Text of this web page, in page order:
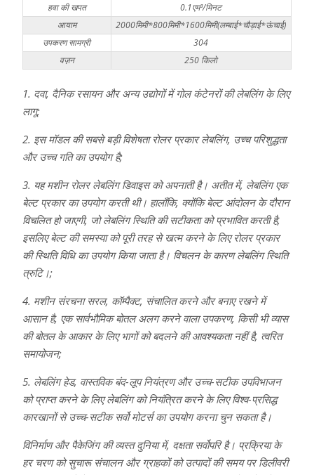
हवा की खपत
0.1एम³/मिनट
आयाम
2000मिमी*800मिमी*1600मिमी(लम्बाई*चौड़ाई*ऊंचाई)
उपकरण सामग्री
304
वज़न
250 किलो
1. दवा, दैनिक रसायन और अन्य उद्योगों में गोल कंटेनरों की लेबलिंग के लिए
लागू;
2. इस मॉडल की सबसे बड़ी विशेषता रोलर प्रकार लेबलिंग, उच्च परिशुद्धता
और उच्च गति का उपयोग है;
3. यह मशीन रोलर लेबलिंग डिवाइस को अपनाती है। अतीत में, लेबलिंग एक
बेल्ट प्रकार का उपयोग करती थी। हालाँकि, क्योंकि बेल्ट आंदोलन के दौरान
विचलित हो जाएगी, जो लेबलिंग स्थिति की सटीकता को प्रभावित करती है,
इसलिए बेल्ट की समस्या को पूरी तरह से खत्म करने के लिए रोलर प्रकार
की स्थिति विधि का उपयोग किया जाता है। विचलन के कारण लेबलिंग स्थिति
त्रुटि।;
4. मशीन संरचना सरल, कॉम्पैक्ट, संचालित करने और बनाए रखने में
आसान है, एक सार्वभौमिक बोतल अलग करने वाला उपकरण, किसी भी व्यास
की बोतल के आकार के लिए भागों को बदलने की आवश्यकता नहीं है, त्वरित
समायोजन;
5. लेबलिंग हेड, वास्तविक बंद-लूप नियंत्रण और उच्च-सटीक उपविभाजन
को प्राप्त करने के लिए लेबलिंग को नियंत्रित करने के लिए विश्व-प्रसिद्ध
कारखानों से उच्च-सटीक सर्वो मोटर्स का उपयोग करना चुन सकता है।
विनिर्माण और पैकेजिंग की व्यस्त दुनिया में, दक्षता सर्वोपरि है। प्रक्रिया के
हर चरण को सुचारू संचालन और ग्राहकों को उत्पादों की समय पर डिलीवरी